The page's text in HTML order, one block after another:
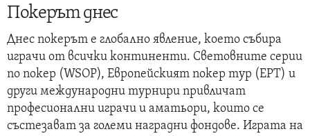
Покерът днес
Днес покерът е глобално явление, което събира
играчи от всички континенти. Световните серии
по покер (WSOP), Европейският покер тур (EPT) и
други международни турнири привличат
професионални играчи и аматьори, които се
състезават за големи наградни фондове. Играта на